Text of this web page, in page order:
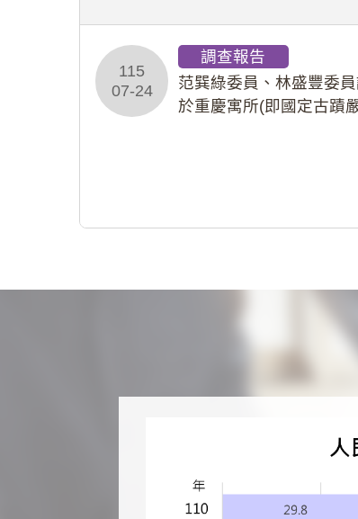
115
07-24
調查報告
范巽綠委員、林盛豐委
於重慶寓所(即國定古蹟